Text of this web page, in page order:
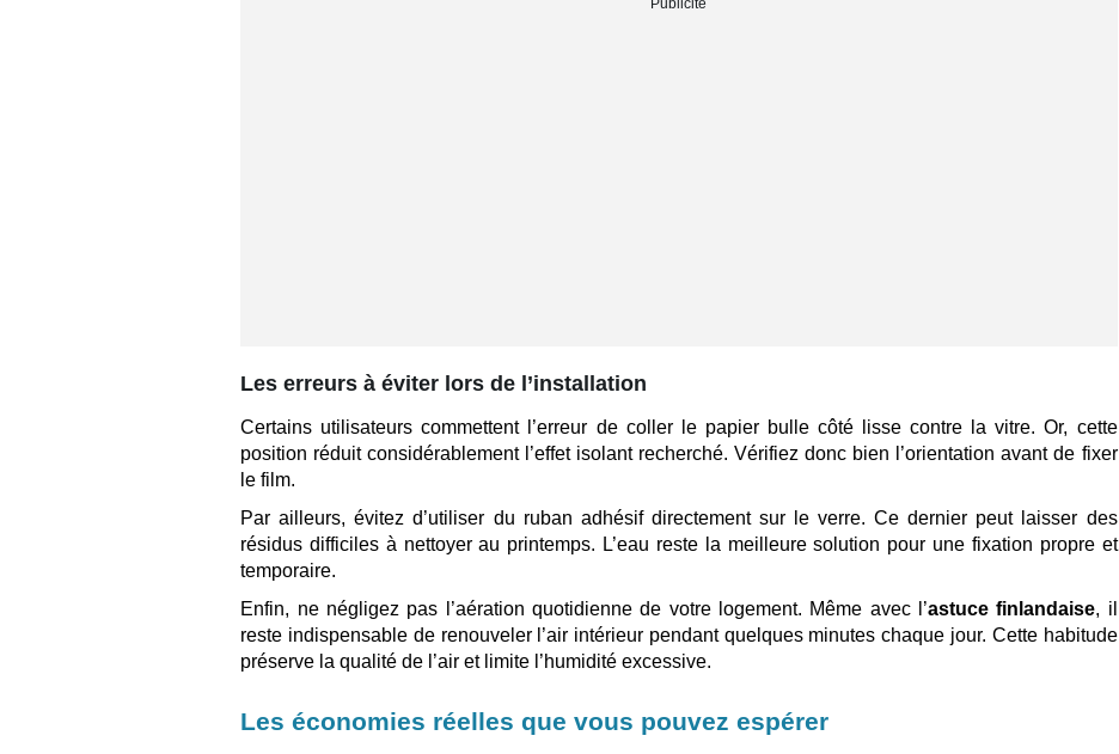
Les erreurs à éviter lors de l’installation
Certains utilisateurs commettent l’erreur de coller le papier bulle côté lisse contre la vitre. Or, cette
position réduit considérablement l’effet isolant recherché. Vérifiez donc bien l’orientation avant de fixer
le film.
Par ailleurs, évitez d’utiliser du ruban adhésif directement sur le verre. Ce dernier peut laisser des
résidus difficiles à nettoyer au printemps. L’eau reste la meilleure solution pour une fixation propre et
temporaire.
Enfin, ne négligez pas l’aération quotidienne de votre logement. Même avec l’astuce finlandaise, il
reste indispensable de renouveler l’air intérieur pendant quelques minutes chaque jour. Cette habitude
préserve la qualité de l’air et limite l’humidité excessive.
Les économies réelles que vous pouvez espérer